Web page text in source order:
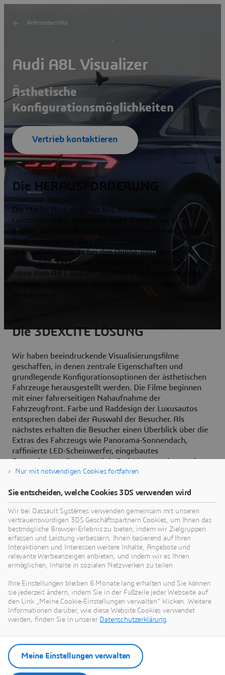
Referenzberichte
Audi A8L Visualizer
Ästhetische
Konfigurationsmöglichkeiten
Vertrieb kontaktieren
Die HERAUSFORDERUNG
Die Marke Audi steht für Stil, Innovation und
Leistungsstärke. Da immer mehr Kunden vor einer
großen Kaufentscheidung online recherchieren, wollte
Audi sichergehen, dass die zentralen
Unternehmenswerte bei den Online-Besuchern
ankommen. Fesselnde, konfigurierbare High-Fidelity-
Filme zum A8 L und A7 Sportback sollten potenzielle
Kunden anziehen und einen bleibenden Eindruck
Die 3DEXCITE LÖSUNG
Wir haben beeindruckende Visualisierungsfilme
geschaffen, in denen zentrale Eigenschaften und
grundlegende Konfigurationsoptionen der ästhetischen
Fahrzeuge herausgestellt werden. Die Filme beginnen
mit einer fahrerseitigen Nahaufnahme der
Fahrzeugfront. Farbe und Raddesign der Luxusautos
entsprechen dabei der Auswahl der Besucher. Als
nächstes erhalten die Besucher einen Überblick über die
Extras des Fahrzeugs wie Panorama-Sonnendach,
raffinierte LED-Scheinwerfer, eingebautes
Entertainment-System, High-End-Massagesitze und
mehr.
Das ERGEBNIS
Die Besucher der Landingpages für den Audi A8 L und
den A7 Sportback bleiben durch die Filme länger auf der
Website und lernen in umwerfenden Umgebungen
beiläufig die Eigenschaften der Fahrzeuge kennen. Unser
kreative Möglichkeiten eröffnet, die bei einem Live-
Shooting entweder nicht gegeben sind oder mit höheren
Kosten und weniger Flexibilität einhergehen. Die
Visualisierungsfilme zum A8 L und A7 Sportback bieten
starke Verbindung zwischen der Marke Audi und den
Website-Besuchern schaffen und weitere
Kauferwägungen fördern.
Nur mit notwendigen Cookies fortfahren
Sie entscheiden, welche Cookies 3DS verwenden wird
Wir bei Dassault Systèmes verwenden gemeinsam mit unseren
vertrauenswürdigen 3DS Geschäftspartnern Cookies, um Ihnen das
bestmögliche Browser-Erlebnis zu bieten, indem wir Zielgruppen
erfassen und Leistung verbessern, Ihnen basierend auf Ihren
Interaktionen und Interessen weitere Inhalte, Angebote und
relevante Werbeanzeigen anbieten, und indem wir es Ihnen
ermöglichen, Inhalte in sozialen Netzwerken zu teilen.
Ihre Einstellungen bleiben 6 Monate lang erhalten und Sie können
sie jederzeit ändern, indem Sie in der Fußzeile jeder Webseite auf
den Link „Meine Cookie-Einstellungen verwalten“ klicken. Weitere
Informationen darüber, wie diese Website Cookies verwendet
werden, finden Sie in unserer Datenschutzerklärung.
Meine Einstellungen verwalten